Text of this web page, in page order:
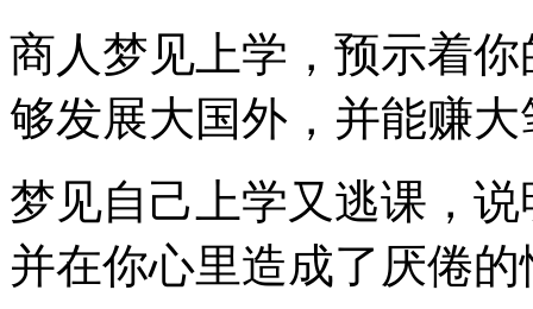
商人梦见上学，预示着
够发展大国外，并能赚
梦见自己上学又逃课，
并在你心里造成了厌倦的